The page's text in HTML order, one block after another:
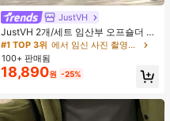
JustVH
JustVH 2개/세트 임산부 오프숄더 러
플 헴 크롭 탑과 플로잉 맥시 스커트
세트, 사진 촬영과 비치웨어에 적합한
봄 화이트 가을
#1 TOP 3위
에서 임신 사진 촬영용 의상
100+ 판매됨
18,890원 -25%